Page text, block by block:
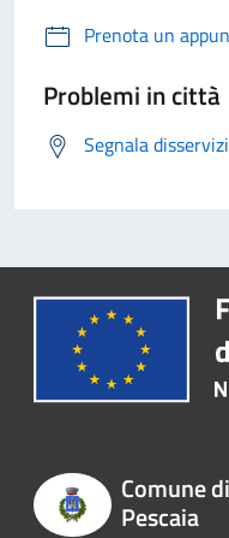
Prenota un
Problemi in città
Segnala
Comune
Pescaia